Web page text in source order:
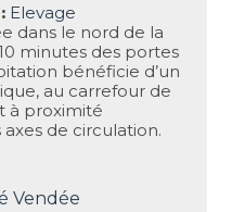
Elevage
dans le nord de la
minutes des portes
bénéficie d’un
au carrefour de
à proximité
de circulation.
Vendée